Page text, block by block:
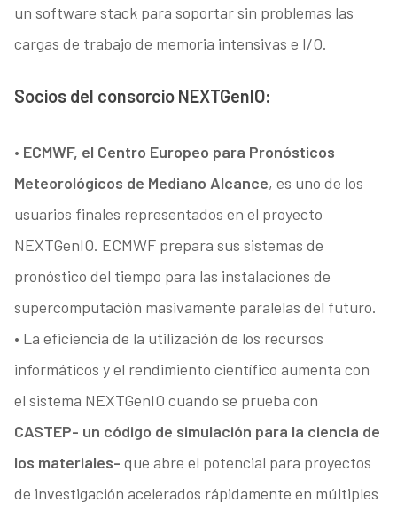
un software stack para soportar sin problemas las
cargas de trabajo de memoria intensivas e I/O.
Socios del consorcio NEXTGenIO:
• ECMWF, el Centro Europeo para Pronósticos
Meteorológicos de Mediano Alcance, es uno de los
usuarios finales representados en el proyecto
NEXTGenIO. ECMWF prepara sus sistemas de
pronóstico del tiempo para las instalaciones de
supercomputación masivamente paralelas del futuro.
• La eficiencia de la utilización de los recursos
informáticos y el rendimiento científico aumenta con
el sistema NEXTGenIO cuando se prueba con
CASTEP- un código de simulación para la ciencia de
los materiales- que abre el potencial para proyectos
de investigación acelerados rápidamente en múltiples